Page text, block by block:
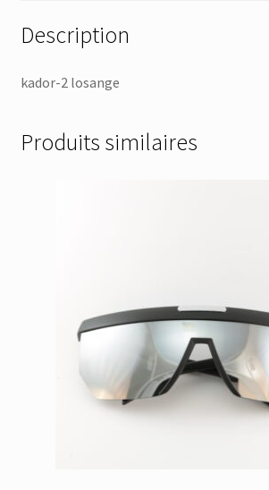
Description
kador-2 losange
Produits similaires